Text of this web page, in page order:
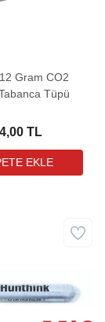
Gram CO2
Tüpü
TL